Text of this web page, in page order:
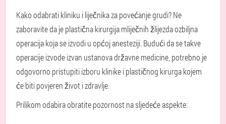
Kako odabrati kliniku i liječnika za povećanje grudi? Ne
zaboravite da je plastična kirurgija mliječnih žlijezda ozbiljna
operacija koja se izvodi u općoj anesteziji. Budući da se takve
operacije izvode izvan ustanova državne medicine, potrebno je
odgovorno pristupiti izboru klinike i plastičnog kirurga kojem
će biti povjeren život i zdravlje.
Prilikom odabira obratite pozornost na sljedeće aspekte: